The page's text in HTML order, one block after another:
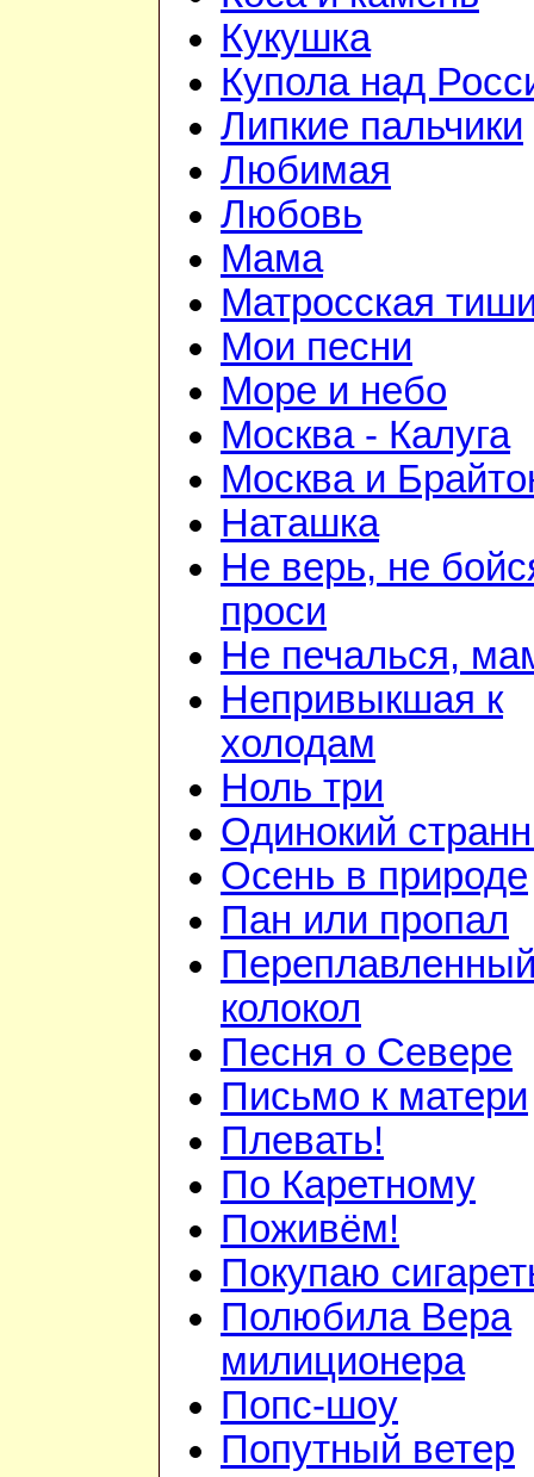
Кукушка
Купола над
Липкие пальчики
Любимая
Любовь
Мама
Матросская
Мои песни
Море и небо
Москва - Калуга
Москва и
Наташка
Не верь, не
проси
Не печалься,
Непривыкшая к
холодам
Ноль три
Одинокий
Осень в природе
Пан или пропал
колокол
Песня о Севере
Письмо к матери
Плевать!
По Каретному
Поживём!
Покупаю
Полюбила Вера
милиционера
Попс-шоу
Попутный ветер